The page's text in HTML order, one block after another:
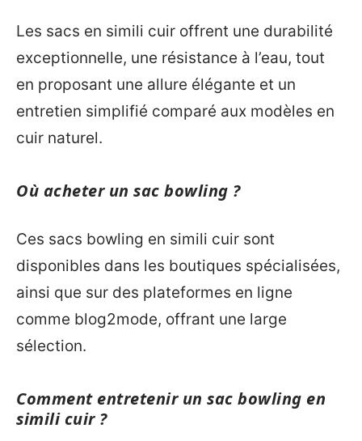
Les sacs en simili cuir offrent une durabilité
exceptionnelle, une résistance à l’eau, tout
en proposant une allure élégante et un
entretien simplifié comparé aux modèles en
cuir naturel.
Où acheter un sac bowling ?
Ces sacs bowling en simili cuir sont
disponibles dans les boutiques spécialisées,
ainsi que sur des plateformes en ligne
comme blog2mode, offrant une large
sélection.
Comment entretenir un sac bowling en
simili cuir ?